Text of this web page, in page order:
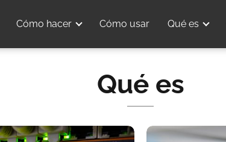
Cómo hacer Cómo usar Qué es
Qué es